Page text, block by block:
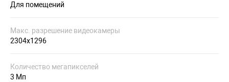
Для помещений
Макс. разрешение видеокамеры
2304x1296
Количество мегапикселей
3 Мп